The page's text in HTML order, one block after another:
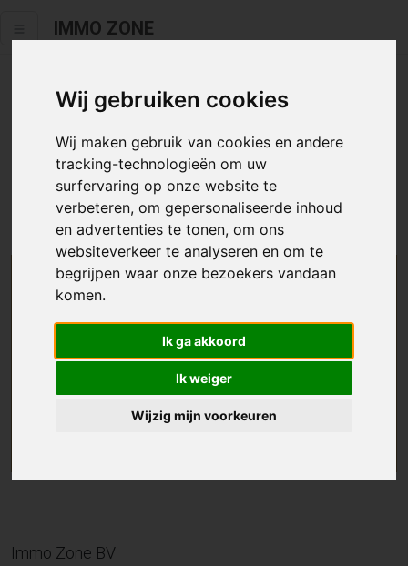
Wij gebruiken cookies
Wij maken gebruik van cookies en andere
tracking-technologieën om uw
surfervaring op onze website te
verbeteren, om gepersonaliseerde inhoud
en advertenties te tonen, om ons
websiteverkeer te analyseren en om te
begrijpen waar onze bezoekers vandaan
komen.
Ik ga akkoord
Ik weiger
Wijzig mijn voorkeuren
IMMO ZONE
Helaas staat dit zoekertje niet
meer online.
Neem zeker een kijkje in ons aanbod te koop
We helpen u graag zoeken
Maak hier een zoekprofiel aan en we houden u op
de hoogte van passend aanbod.
Immo Zone BV